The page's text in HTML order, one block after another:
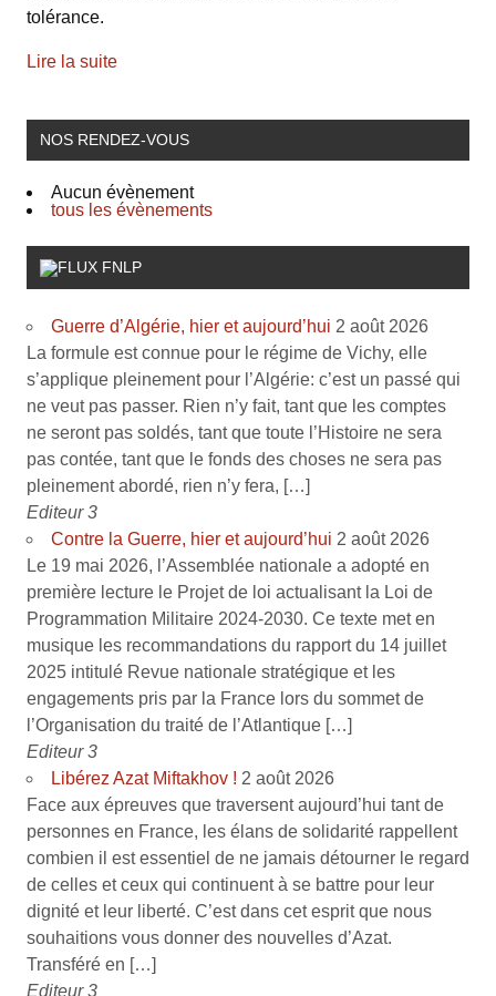
tolérance.
Lire la suite
NOS RENDEZ-VOUS
Aucun évènement
tous les évènements
FNLP
Guerre d’Algérie, hier et aujourd’hui 2 août 2026
La formule est connue pour le régime de Vichy, elle
s’applique pleinement pour l’Algérie: c’est un passé qui
ne veut pas passer. Rien n’y fait, tant que les comptes
ne seront pas soldés, tant que toute l’Histoire ne sera
pas contée, tant que le fonds des choses ne sera pas
pleinement abordé, rien n’y fera, […]
Editeur 3
Contre la Guerre, hier et aujourd’hui 2 août 2026
Le 19 mai 2026, l’Assemblée nationale a adopté en
première lecture le Projet de loi actualisant la Loi de
Programmation Militaire 2024-2030. Ce texte met en
musique les recommandations du rapport du 14 juillet
2025 intitulé Revue nationale stratégique et les
engagements pris par la France lors du sommet de
l’Organisation du traité de l’Atlantique […]
Editeur 3
Libérez Azat Miftakhov ! 2 août 2026
Face aux épreuves que traversent aujourd’hui tant de
personnes en France, les élans de solidarité rappellent
combien il est essentiel de ne jamais détourner le regard
de celles et ceux qui continuent à se battre pour leur
dignité et leur liberté. C’est dans cet esprit que nous
souhaitions vous donner des nouvelles d’Azat.
Transféré en […]
Editeur 3